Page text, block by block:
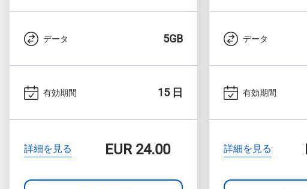
データ 5GB
有効期間 15 日
詳細を見る EUR24.00
データ
有効期間
詳細を見る